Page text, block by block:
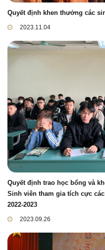
Quyết định khen thưởng các
2023.11.04
Quyết định trao học bổng và
Sinh viên tham gia tích cực
2022-2023
2023.09.26